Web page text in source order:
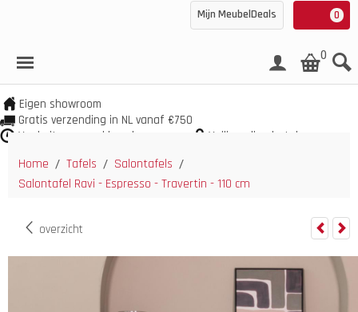
0
Mijn MeubelDeals
0
Eigen showroom
Gratis verzending in NL vanaf €750
Veel uit voorraad leverbaar
Veilig online betalen
Home / Tafels / Salontafels /
Salontafel Ravi - Espresso - Travertin - 110 cm
overzicht